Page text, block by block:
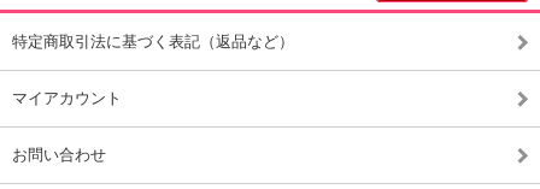
特定商取引法に基づく表記（返品など）
マイアカウント
お問い合わせ